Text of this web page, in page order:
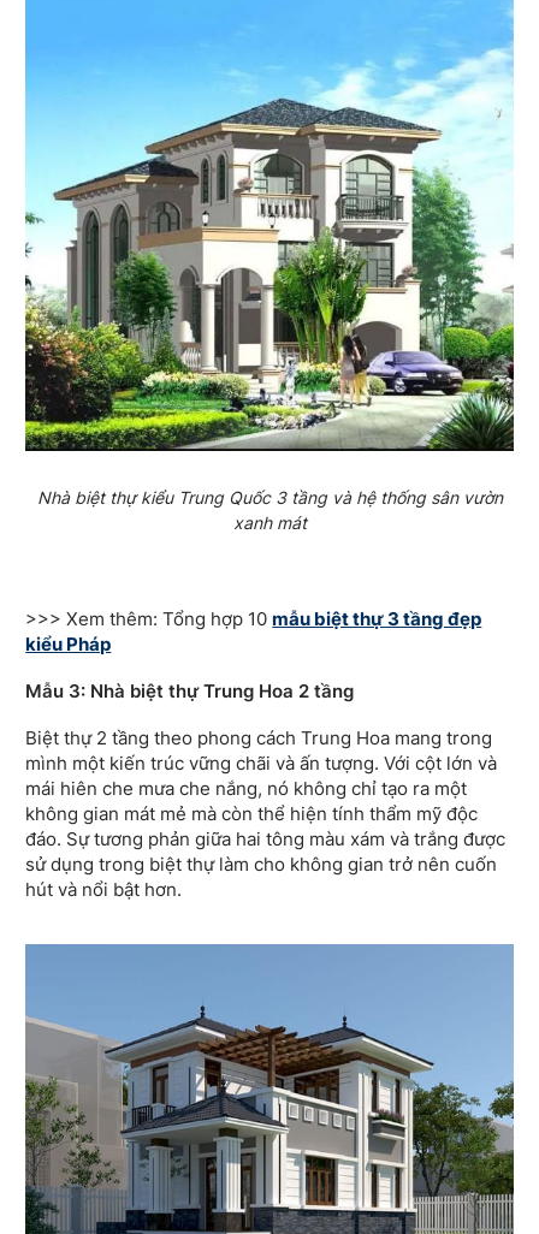
Nhà biệt thự kiểu Trung Quốc 3 tầng và hệ thống sân vườn
xanh mát
>>> Xem thêm: Tổng hợp 10mẫu biệt thự 3 tầng đẹp
kiểu Pháp
Mẫu 3: Nhà biệt thự Trung Hoa 2 tầng
Biệt thự 2 tầng theo phong cách Trung Hoa mang trong
mình một kiến trúc vững chãi và ấn tượng. Với cột lớn và
mái hiên che mưa che nắng, nó không chỉ tạo ra một
không gian mát mẻ mà còn thể hiện tính thẩm mỹ độc
đáo. Sự tương phản giữa hai tông màu xám và trắng được
sử dụng trong biệt thự làm cho không gian trở nên cuốn
hút và nổi bật hơn.